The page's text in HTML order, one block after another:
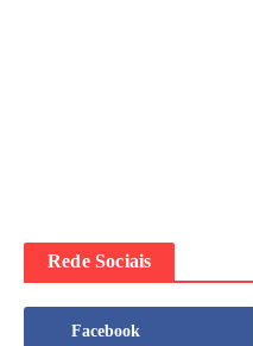
Rede Sociais
Facebook